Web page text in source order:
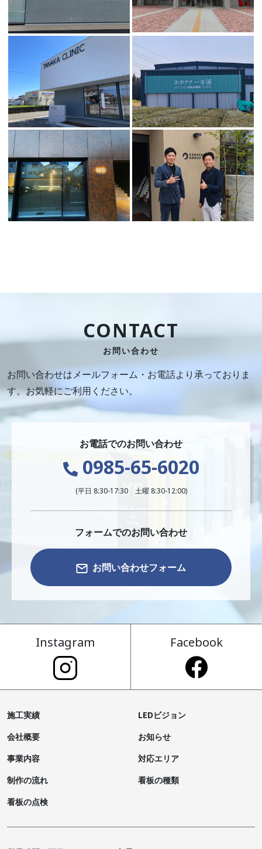
CONTACT
お問い合わせ
お問い合わせはメールフォーム・お電話より承っておりま
す。お気軽にご利用ください。
お電話でのお問い合わせ
0985-65-6020
(平日 8:30-17:30 土曜 8:30-12:00)
フォームでのお問い合わせ
お問い合わせフォーム
Instagram Facebook
施工実績
LEDビジョン
会社概要
お知らせ
事業内容
対応エリア
制作の流れ
看板の種類
看板の点検